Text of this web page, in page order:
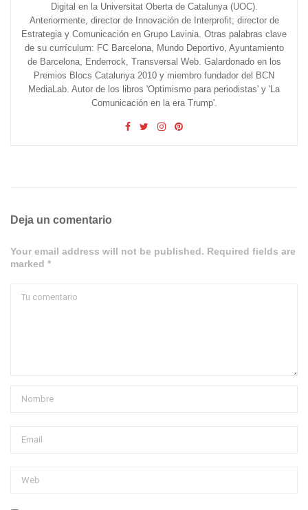
Digital en la Universitat Oberta de Catalunya (UOC).
Anteriormente, director de Innovación de Interprofit; director de
Estrategia y Comunicación en Grupo Lavinia. Otras palabras clave
de su currículum: FC Barcelona, Mundo Deportivo, Ayuntamiento
de Barcelona, Enderrock, Transversal Web. Galardonado en los
Premios Blocs Catalunya 2010 y miembro fundador del BCN
MediaLab. Autor de los libros 'Optimismo para periodistas' y 'La
Comunicación en la era Trump'.
Deja un comentario
Your email address will not be published. Required fields are
marked *